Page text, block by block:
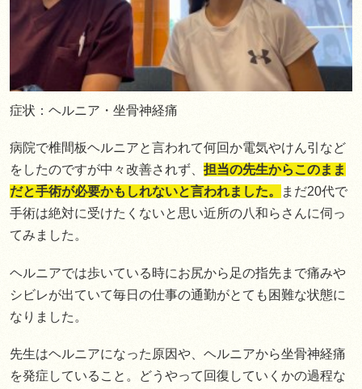
症状：ヘルニア・坐骨神経痛
病院で椎間板ヘルニアと言われて何回か電気やけん引など
をしたのですが中々改善されず、 担当の先生からこのまま
だと手術が必要かもしれないと言われました。
まだ20代で
手術は絶対に受けたくないと思い近所の八和らさんに伺っ
てみました。
ヘルニアでは歩いている時にお尻から足の指先まで痛みや
シビレが出ていて毎日の仕事の通勤がとても困難な状態に
なりました。
先生はヘルニアになった原因や、ヘルニアから坐骨神経痛
を発症していること。どうやって回復していくかの過程な